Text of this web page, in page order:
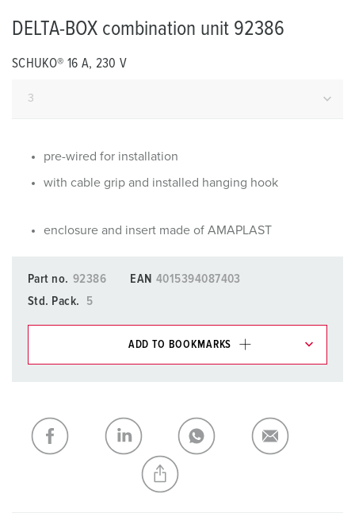
DELTA-BOX combination unit 92386
SCHUKO® 16 A, 230 V
pre-wired for installation
with cable grip and installed hanging hook
enclosure and insert made of AMAPLAST
Part no. 92386 EAN 4015394087403
Std. Pack.
5
ADD TO BOOKMARKS
My list ADD
CREATE A NEW LIST